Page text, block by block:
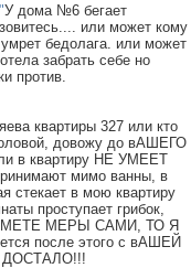
У дома №6 бегает
или может кому
бедолага. или может
забрать себе но
против.
квартиры 327 или кто
довожу до вАШЕГО
в квартиру НЕ УМЕЕТ
мимо ванны, в
стекает в мою квартиру
проступает грибок,
МЕРЫ САМИ, ТО Я
после этого с вАШЕЙ
ДОСТАЛО!!!